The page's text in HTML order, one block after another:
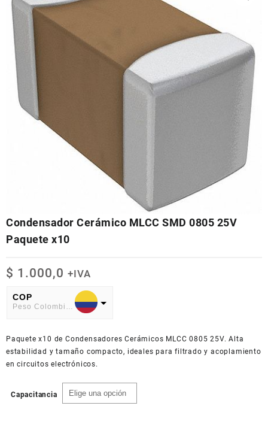
Condensador Cerámico MLCC SMD 0805 25V
Paquete x10
$ 1.000,0 +IVA
COP
Peso Colombiano
American Dollar
Paquete x10 de Condensadores Cerámicos MLCC 0805 25V. Alta
estabilidad y tamaño compacto, ideales para filtrado y acoplamiento
en circuitos electrónicos.
Capacitancia